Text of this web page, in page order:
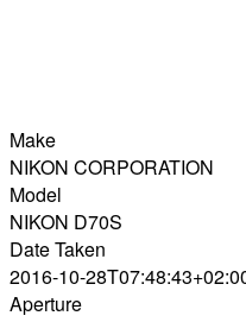
Make
NIKON CORPORATION
Model
NIKON D70S
Date Taken
2016-10-
Aperture